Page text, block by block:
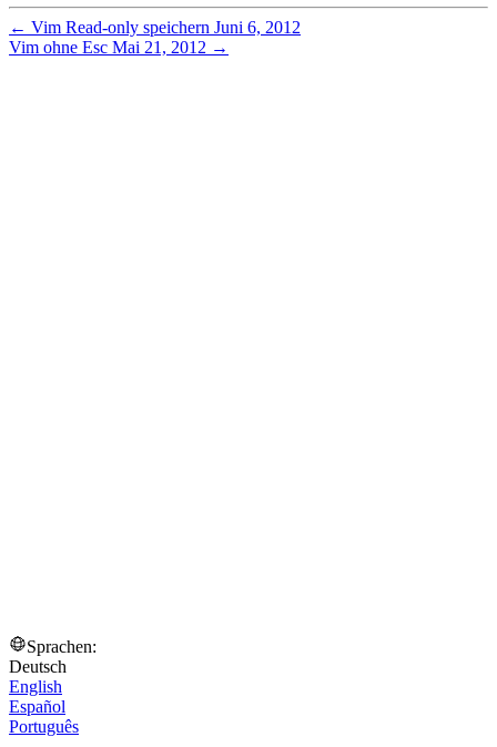
← Vim Read‑only speichern Juni 6, 2012
Vim ohne Esc Mai 21, 2012 →
Sprachen:
Deutsch
English
Español
Português